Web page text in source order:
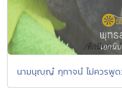
นามนุญฺญํ กุทาจนํ ไม่ควรพูดว